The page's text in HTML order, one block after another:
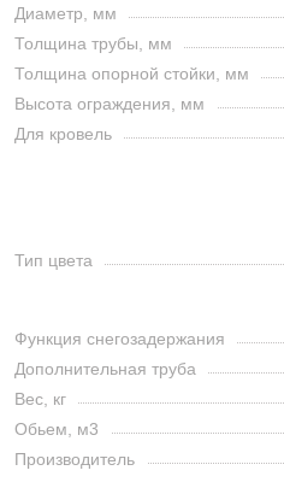
Диаметр, мм
Толщина трубы, мм
Толщина опорной стойки, мм
Высота ограждения, мм
Для кровель
Тип цвета
Функция снегозадержания
Дополнительная труба
Вес, кг
Обьем, м3
Производитель